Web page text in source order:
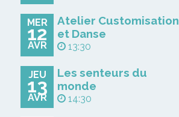
MER
12
AVR
Atelier Customisation
et Danse
13:30
JEU
13
AVR
Les senteurs du
monde
14:30